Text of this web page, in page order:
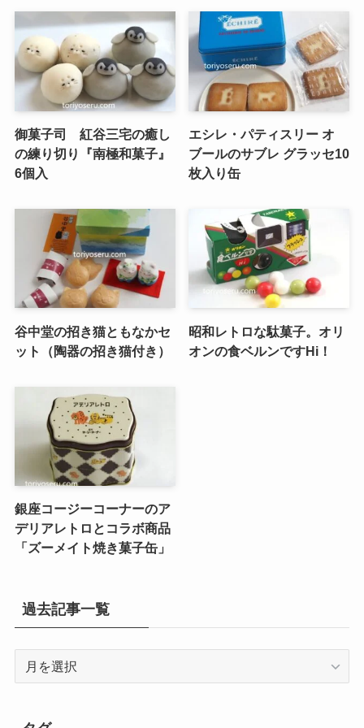
御菓子司 紅谷三宅の癒し
の練り切り『南極和菓子』
6個入
エシレ・パティスリー オ
ブールのサブレ グラッセ10
枚入り缶
谷中堂の招き猫ともなかセ
ット（陶器の招き猫付き）
昭和レトロな駄菓子。オリ
オンの食ベルンですHi！
銀座コージーコーナーのア
デリアレトロとコラボ商品
「ズーメイト焼き菓子缶」
過去記事一覧